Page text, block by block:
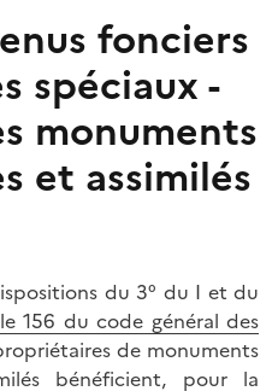
fonciers
spéciaux -
monuments
et assimilés
du 3° du I et du
156 du code général des
de monuments
bénéficient, pour la